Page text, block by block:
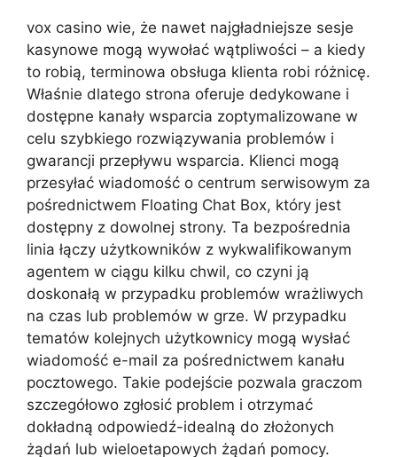
vox casino wie, że nawet najgładniejsze sesje
kasynowe mogą wywołać wątpliwości – a kiedy
to robią, terminowa obsługa klienta robi różnicę.
Właśnie dlatego strona oferuje dedykowane i
dostępne kanały wsparcia zoptymalizowane w
celu szybkiego rozwiązywania problemów i
gwarancji przepływu wsparcia. Klienci mogą
przesyłać wiadomość o centrum serwisowym za
pośrednictwem Floating Chat Box, który jest
dostępny z dowolnej strony. Ta bezpośrednia
linia łączy użytkowników z wykwalifikowanym
agentem w ciągu kilku chwil, co czyni ją
doskonałą w przypadku problemów wrażliwych
na czas lub problemów w grze. W przypadku
tematów kolejnych użytkownicy mogą wysłać
wiadomość e-mail za pośrednictwem kanału
pocztowego. Takie podejście pozwala graczom
szczegółowo zgłosić problem i otrzymać
dokładną odpowiedź-idealną do złożonych
żądań lub wieloetapowych żądań pomocy.